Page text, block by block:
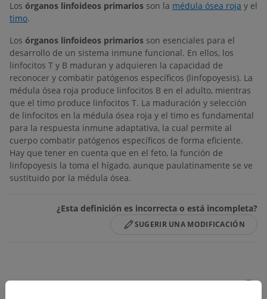
Los órganos linfoideos primarios son la médula ósea roja y el
timo.
Los órganos linfoideos primarios son esenciales para el
desarrollo de un sistema inmune funcional. En ellos, los
linfocitos T y B maduran y adquieren la capacidad de
reconocer y combatir patógenos específicos (linfopoyesis). La
médula ósea roja produce linfocitos B en el adulto, mientras
que el timo produce linfocitos T. La maduración y selección
de linfocitos en la médula ósea roja y el timo es fundamental
para la respuesta inmune adaptativa, la cual permite al
cuerpo combatir patógenos específicos de forma eficiente.
Hay que tener en cuenta que en el feto, la función de
linfopoyesis la toma el hígado, aunque paulatinamente se ve
sustituido por la médula ósea.
¿Esta definición es incorrecta o está incompleta?
SUGERIR UNA MODIFICACIÓN